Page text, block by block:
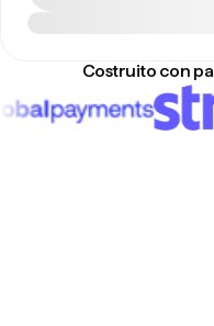
Costruito con